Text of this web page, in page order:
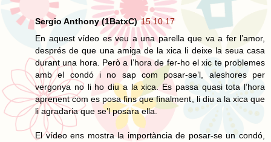
Sergio Anthony (1BatxC) 15.10.17
En aquest vídeo es veu a una parella que va a fer l’amor,
després de que una amiga de la xica li deixe la seua casa
durant una hora. Però a l’hora de fer-ho el xic te problemes
amb el condó i no sap com posar-se’l, aleshores per
vergonya no li ho diu a la xica. Es passa quasi tota l’hora
aprenent com es posa fins que finalment, li diu a la xica que
li agradaria que se’l posara ella.
El vídeo ens mostra la importància de posar-se un condó,